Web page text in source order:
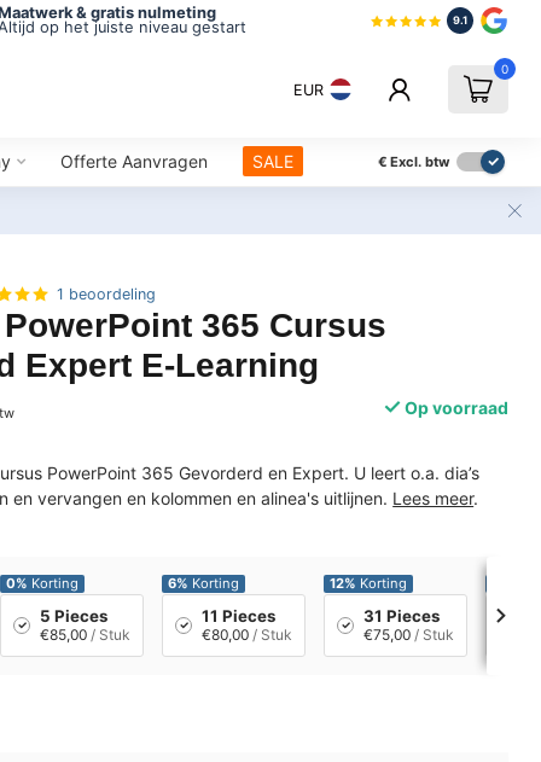
& gratis nulmeting
op het juiste niveau gestart
9.1
EUR
0
Offerte Aanvragen SALE € Excl. btw
1 beoordeling
365 Cursus
Expert E-Learning
Op voorraad
PowerPoint 365 Gevorderd en Expert. U leert o.a. dia’s
en vervangen en kolommen en alinea's uitlijnen. Lees meer.
0% Korting
5 Pieces
€85,00 / Stuk
6% Korting
11 Pieces
€80,00 / Stuk
12% Korting
31 Pieces
€75,00 / Stuk